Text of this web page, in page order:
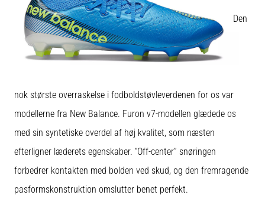
hver
kamp,
Vis
alle
Den
nok største overraskelse i fodboldstøvleverdenen for os var
modellerne fra New Balance. Furon v7-modellen glædede os
med sin syntetiske overdel af høj kvalitet, som næsten
efterligner læderets egenskaber. “Off-center” snøringen
forbedrer kontakten med bolden ved skud, og den fremragende
pasformskonstruktion omslutter benet perfekt.